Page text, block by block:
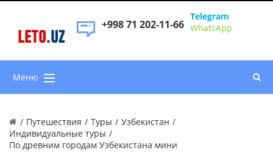
LETO.UZ
+998 71 202-11-66
Telegram
WhatsApp
Меню
/ Путешествия / Туры / Узбекистан /
Индивидуальные туры /
По древним городам Узбекистана мини